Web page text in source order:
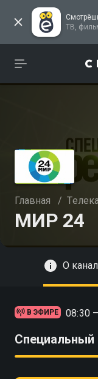
Главная /
МИР 24
О
В ЭФИРЕ 08:30
Специальный